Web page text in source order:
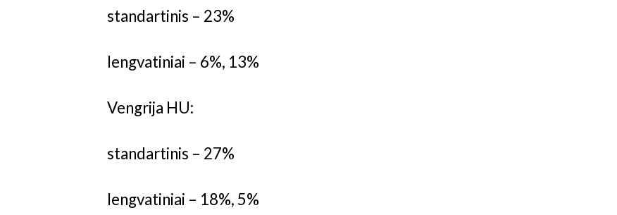
standartinis – 23%
lengvatiniai – 6%, 13%
Vengrija HU:
standartinis – 27%
lengvatiniai – 18%, 5%